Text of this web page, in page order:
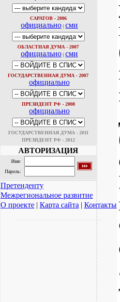
САРАТОВ - 2006
официально | сми
ОБЛАСТНАЯ ДУМА - 2007
официально | сми
ГОСУДАРСТВЕННАЯ ДУМА - 2007
официально
ПРЕЗИДЕНТ РФ - 2008
официально
ГОСУДАРСТВЕННАЯ ДУМА - 2011
ПРЕЗИДЕНТ РФ - 2012
АВТОРИЗАЦИЯ
Имя:
Пароль:
Претенденту
Межрегиональное развитие
О проекте | Карта сайта | Контакты